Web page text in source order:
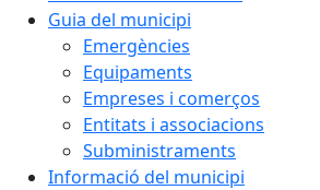
Guia del municipi
Emergències
Equipaments
Empreses i comerços
Entitats i associacions
Subministraments
Informació del municipi